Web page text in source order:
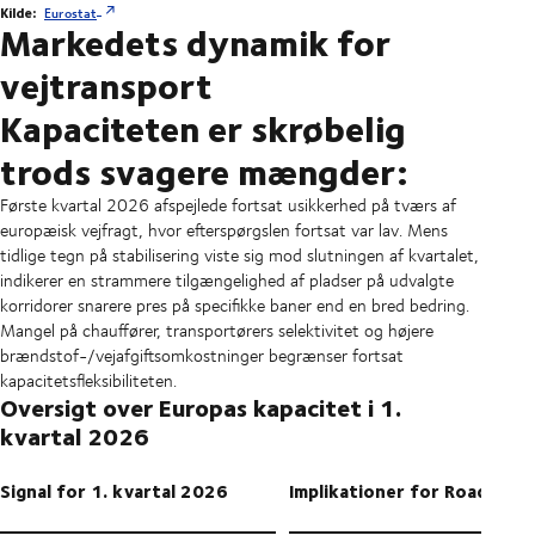
Kilde: Eurostat
Markedets dynamik for
vejtransport
Kapaciteten er skrøbelig
trods svagere mængder:
Første kvartal 2026 afspejlede fortsat usikkerhed på tværs af
europæisk vejfragt, hvor efterspørgslen fortsat var lav. Mens
tidlige tegn på stabilisering viste sig mod slutningen af kvartalet,
indikerer en strammere tilgængelighed af pladser på udvalgte
korridorer snarere pres på specifikke baner end en bred bedring.
Mangel på chauffører, transportørers selektivitet og højere
brændstof-/vejafgiftsomkostninger begrænser fortsat
kapacitetsfleksibiliteten.
Oversigt over Europas kapacitet i 1.
kvartal 2026
Signal for 1. kvartal 2026 Implikationer for Road